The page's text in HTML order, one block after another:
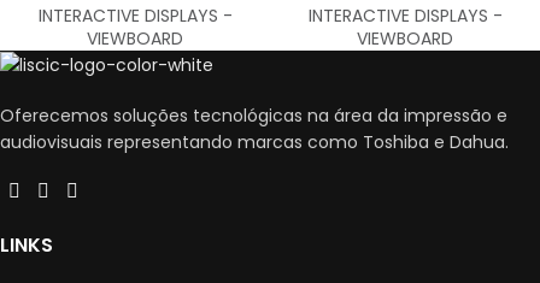
INTERACTIVE DISPLAYS -
VIEWBOARD
INTERACTIVE DISPLAYS -
VIEWBOARD
Oferecemos soluções tecnológicas na área da impressão e
audiovisuais representando marcas como Toshiba e Dahua.
LINKS